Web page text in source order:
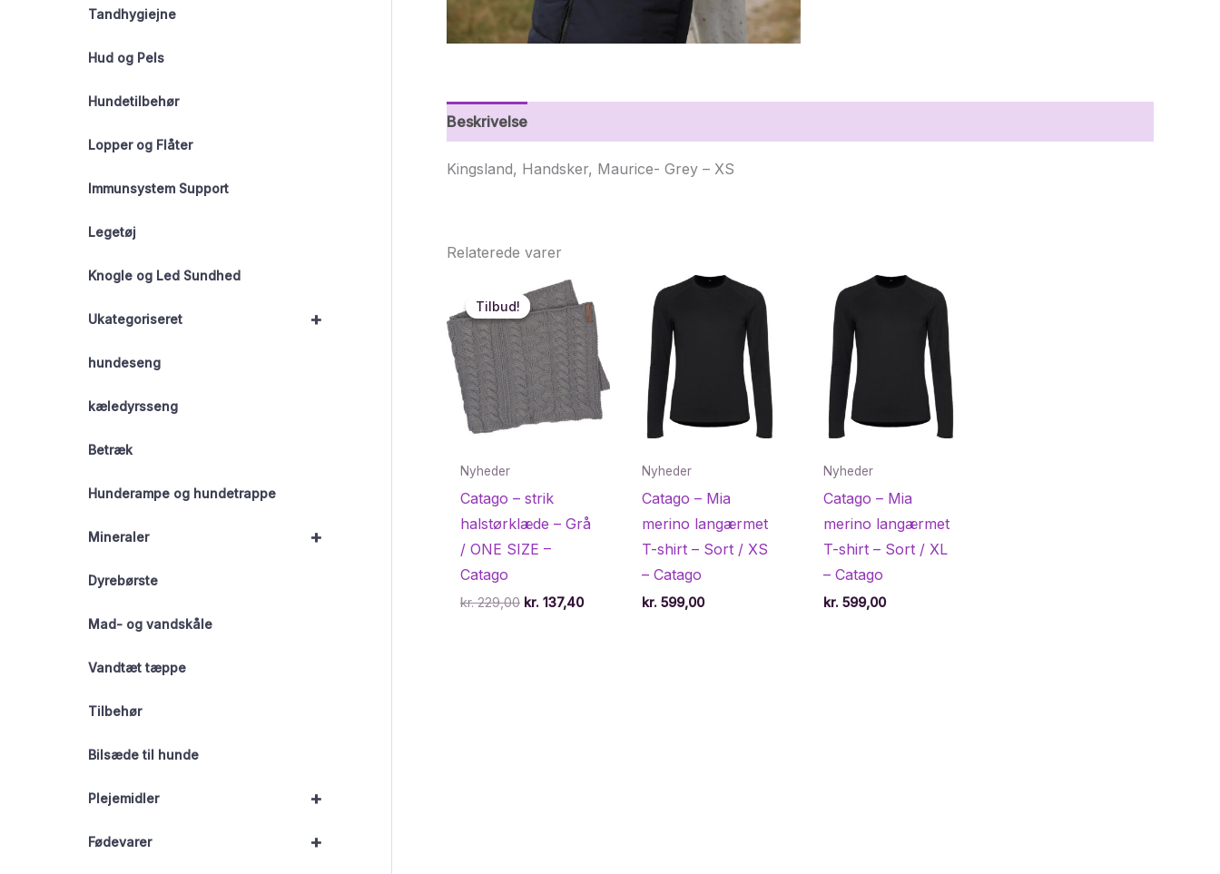
Tandhygiejne
Hud og Pels
Hundetilbehør
Lopper og Flåter
Immunsystem Support
Legetøj
Knogle og Led Sundhed
+
Ukategoriseret
hundeseng
kæledyrsseng
Betræk
Hunderampe og hundetrappe
+
Mineraler
Dyrebørste
Mad- og vandskåle
Vandtæt tæppe
Tilbehør
Bilsæde til hunde
+
Plejemidler
+
Fødevarer
Beskrivelse
Kingsland, Handsker, Maurice- Grey – XS
Relaterede varer
Tilbud!
Tilbud!
Nyheder
Catago – strik
halstørklæde – Grå
/ ONE SIZE –
Catago
kr.229,00 Den
kr. 137,40Den
Nyheder
Catago – Mia
merino langærmet
T-shirt – Sort / XS
– Catago
kr.599,00
Nyheder
Catago – Mia
merino langærmet
T-shirt – Sort / XL
– Catago
kr.599,00